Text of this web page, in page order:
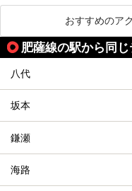
おすすめのア
肥薩線の駅から同
八代
坂本
鎌瀬
海路